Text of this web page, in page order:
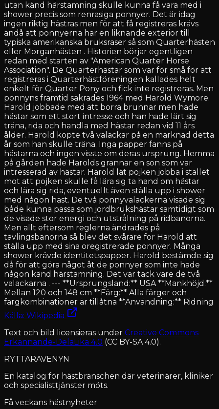
utan känd härstamning skulle kunna få vara med i
shower precis som renrasiga ponnyer. Det är idag
ingen riktig hästras men för att få registreras krävs
ändå att ponnyerna har en liknande exteriör till
typiska amerikanska bruksraser så som Quarterhästen
eller Morganhästen . Historien börjar egentligen
redan med starten av "American Quarter Horse
Association". De Quarterhästar som var för små för att
registreras i Quarterhästföreningen kallades helt
enkelt för Quarter Pony och fick inte registreras. Men
ponnyns framtid säkrades 1964 med Harold Wymore.
Harold jobbade med att borra brunnar men hade
hästar som ett stort intresse och han hade lärt sig
träna, rida och handla med hästar redan vid 11 års
ålder. Harold köpte två valackar på en marknad detta
år som han skulle träna. Inga papper fanns på
hästarna och ingen visste om deras ursprung. Hemma
på gården hade Harolds grannar en son som var
intresserad av hästar. Harold lät pojken jobba i stallet
mot att pojken skulle få lära sig ta hand om hästar
och lära sig rida, eventuellt även ställa upp i shower
med någon häst. De två ponnyvalackerna visade sig
både kunna passa som jordbrukshästar samtidigt som
de visade stor energi och utstrålning på ridbanorna.
Men allt eftersom reglerna ändrades på
tävlingsbanorna så blev det svårare för Harold att
ställa upp med sina oregistrerade ponnyer. Många
shower krävde identitetspapper. Harold bestämde sig
då för att göra något åt de ponnyer som inte hade
någon känd härstamning. Det var tack vare de två
valackarna . --- **Ursprungsland:** USA **Mankhöjd:**
Mellan 120 och 148 cm **Färg:** Alla färger och
färgkombinationer är tillåtna **Användning:** Ridning
Källa: Wikipedia
Text och bild licensieras under Creative Commons
Erkännande-DelaLika 4.0 (CC BY-SA 4.0).
RYTTARAVENYN
En katalog för hästbranschen där veterinärer, kliniker
och specialisttjänster möts.
Få veckans hästnyheter